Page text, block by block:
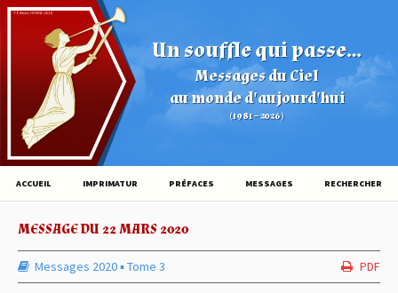
Un souffle qui passe...
Messages du Ciel
au monde d'aujourd'hui
(1981 – 2026)
© Éditions HOVINE (2026)
ACCUEIL IMPRIMATUR PRÉFACES MESSAGES RECHERCHER
MESSAGE DU 22 MARS 2020
Messages 2020▪︎Tome 3 PDF